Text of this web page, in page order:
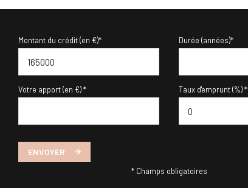
Montant du crédit (en €)* Durée (années)*
Votre apport (en €) * Taux d'emprunt (%) *
ENVOYER
* Champs obligatoires